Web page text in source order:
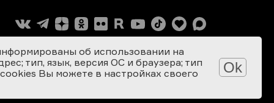
об использовании на
тип, язык, версия ОС и браузера; тип
Вы можете в настройках своего
Ok